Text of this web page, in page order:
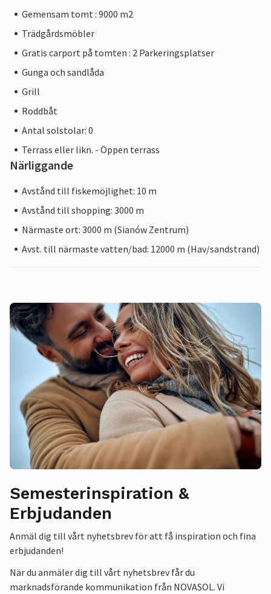
Gemensam tomt : 9000 m2
Trädgårdsmöbler
Gratis carport på tomten : 2 Parkeringsplatser
Gunga och sandlåda
Grill
Roddbåt
Antal solstolar: 0
Terrass eller likn. - Öppen terrass
Närliggande
Avstånd till fiskemöjlighet: 10 m
Avstånd till shopping: 3000 m
Närmaste ort: 3000 m (Sianów Zentrum)
Avst. till närmaste vatten/bad: 12000 m (Hav/sandstrand)
Semesterinspiration &
Erbjudanden
Anmäl dig till vårt nyhetsbrev för att få inspiration och fina
erbjudanden!
När du anmäler dig till vårt nyhetsbrev får du
marknadsförande kommunikation från NOVASOL. Vi